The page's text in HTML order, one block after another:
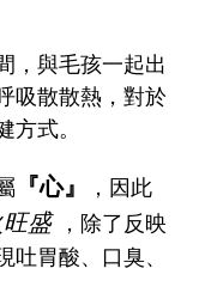
，與毛孩一起出
吸散散熱，對於
式。
『心』
，因此
盛 ，除了反映
胃酸、口臭、